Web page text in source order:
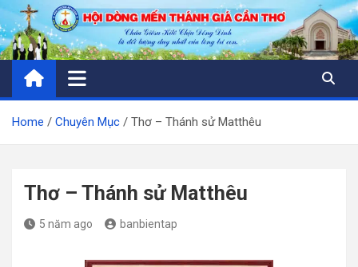
Skip
to
content
Home Chuyên Mục Thơ – Thánh sử Matthêu
Thơ – Thánh sử Matthêu
5 năm ago banbientap